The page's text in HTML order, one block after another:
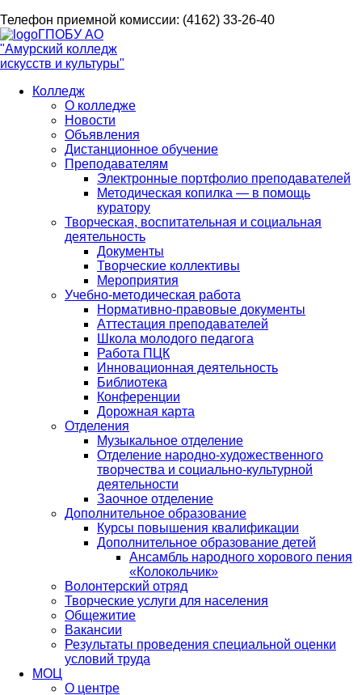
Телефон приемной комиссии: (4162) 33-26-40
ГПОБУ АО
"Амурский колледж
искусств и культуры"
Колледж
О колледже
Новости
Объявления
Дистанционное обучение
Преподавателям
Электронные портфолио преподавателей
Методическая копилка — в помощь
куратору
Творческая, воспитательная и социальная
деятельность
Документы
Творческие коллективы
Мероприятия
Учебно-методическая работа
Нормативно-правовые документы
Аттестация преподавателей
Школа молодого педагога
Работа ПЦК
Инновационная деятельность
Библиотека
Конференции
Дорожная карта
Отделения
Музыкальное отделение
Отделение народно-художественного
творчества и социально-культурной
деятельности
Заочное отделение
Дополнительное образование
Курсы повышения квалификации
Дополнительное образование детей
Ансамбль народного хорового пения
«Колокольчик»
Волонтерский отряд
Творческие услуги для населения
Общежитие
Вакансии
Результаты проведения специальной оценки
условий труда
МОЦ
О центре